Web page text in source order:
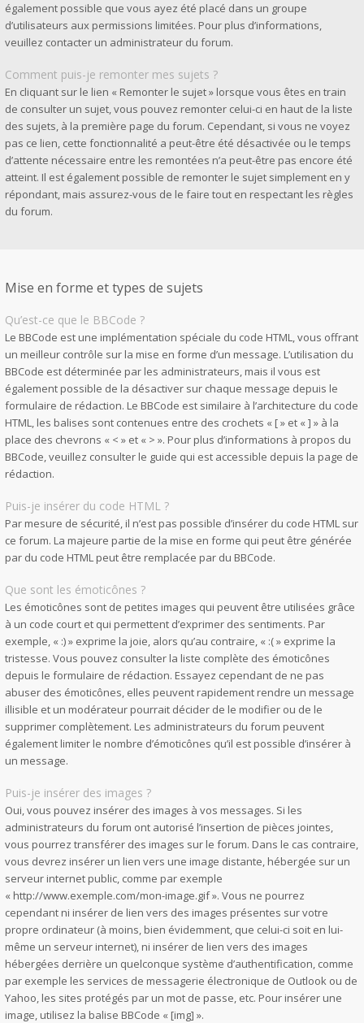
également possible que vous ayez été placé dans un groupe
d’utilisateurs aux permissions limitées. Pour plus d’informations,
veuillez contacter un administrateur du forum.
Comment puis-je remonter mes sujets ?
En cliquant sur le lien « Remonter le sujet » lorsque vous êtes en train
de consulter un sujet, vous pouvez remonter celui-ci en haut de la liste
des sujets, à la première page du forum. Cependant, si vous ne voyez
pas ce lien, cette fonctionnalité a peut-être été désactivée ou le temps
d’attente nécessaire entre les remontées n’a peut-être pas encore été
atteint. Il est également possible de remonter le sujet simplement en y
répondant, mais assurez-vous de le faire tout en respectant les règles
du forum.
Mise en forme et types de sujets
Qu’est-ce que le BBCode ?
Le BBCode est une implémentation spéciale du code HTML, vous offrant
un meilleur contrôle sur la mise en forme d’un message. L’utilisation du
BBCode est déterminée par les administrateurs, mais il vous est
également possible de la désactiver sur chaque message depuis le
formulaire de rédaction. Le BBCode est similaire à l’architecture du code
HTML, les balises sont contenues entre des crochets « [ » et « ] » à la
place des chevrons « < » et « > ». Pour plus d’informations à propos du
BBCode, veuillez consulter le guide qui est accessible depuis la page de
rédaction.
Puis-je insérer du code HTML ?
Par mesure de sécurité, il n’est pas possible d’insérer du code HTML sur
ce forum. La majeure partie de la mise en forme qui peut être générée
par du code HTML peut être remplacée par du BBCode.
Que sont les émoticônes ?
Les émoticônes sont de petites images qui peuvent être utilisées grâce
à un code court et qui permettent d’exprimer des sentiments. Par
exemple, « :) » exprime la joie, alors qu’au contraire, « :( » exprime la
tristesse. Vous pouvez consulter la liste complète des émoticônes
depuis le formulaire de rédaction. Essayez cependant de ne pas
abuser des émoticônes, elles peuvent rapidement rendre un message
illisible et un modérateur pourrait décider de le modifier ou de le
supprimer complètement. Les administrateurs du forum peuvent
également limiter le nombre d’émoticônes qu’il est possible d’insérer à
un message.
Puis-je insérer des images ?
Oui, vous pouvez insérer des images à vos messages. Si les
administrateurs du forum ont autorisé l’insertion de pièces jointes,
vous pourrez transférer des images sur le forum. Dans le cas contraire,
vous devrez insérer un lien vers une image distante, hébergée sur un
serveur internet public, comme par exemple
« http://www.exemple.com/mon-image.gif ». Vous ne pourrez
cependant ni insérer de lien vers des images présentes sur votre
propre ordinateur (à moins, bien évidemment, que celui-ci soit en lui-
même un serveur internet), ni insérer de lien vers des images
hébergées derrière un quelconque système d’authentification, comme
par exemple les services de messagerie électronique de Outlook ou de
Yahoo, les sites protégés par un mot de passe, etc. Pour insérer une
image, utilisez la balise BBCode « [img] ».